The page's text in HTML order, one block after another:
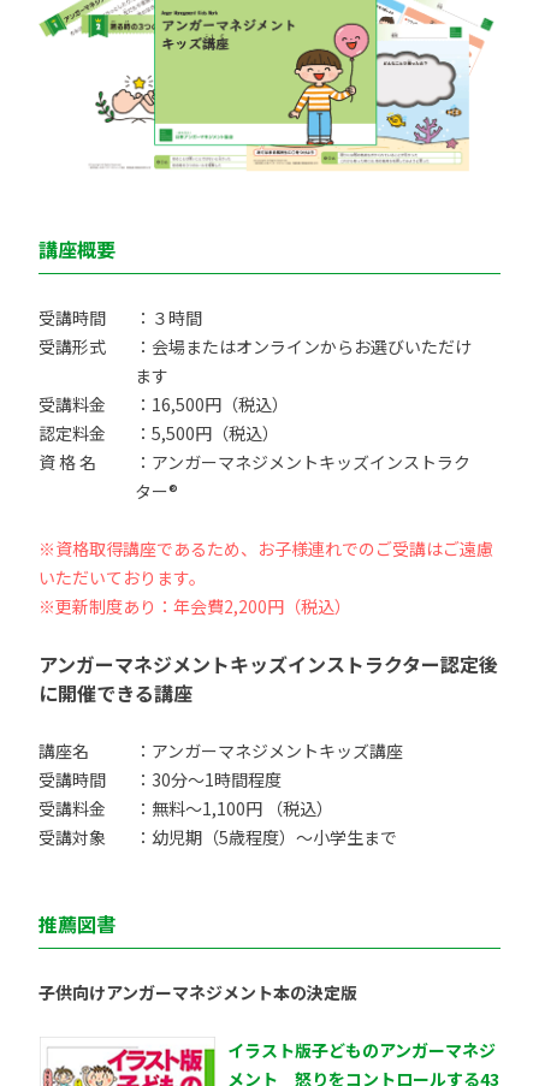
講座概要
受講時間
：３時間
受講形式
：会場またはオンラインからお選びいただけ
ます
受講料金
：16,500円（税込）
認定料金
：5,500円（税込）
資 格 名
：アンガーマネジメントキッズインストラク
ター®
※資格取得講座であるため、お子様連れでのご受講はご遠慮
いただいております。
※更新制度あり：年会費2,200円（税込）
アンガーマネジメントキッズインストラクター認定後
に開催できる講座
講座名
：アンガーマネジメントキッズ講座
受講時間
：30分〜1時間程度
受講料金
：無料〜1,100円 （税込）
受講対象
：幼児期（5歳程度）〜小学生まで
推薦図書
子供向けアンガーマネジメント本の決定版
イラスト版子どものアンガーマネジ
メント 怒りをコントロールする43